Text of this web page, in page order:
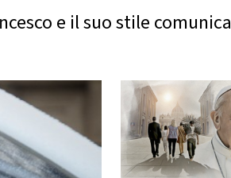
e il suo stile